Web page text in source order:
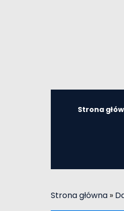
Strona
Strona główna »